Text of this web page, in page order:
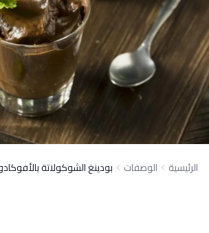
الرئيسية الوصفات بودينغ الشوكولاتة